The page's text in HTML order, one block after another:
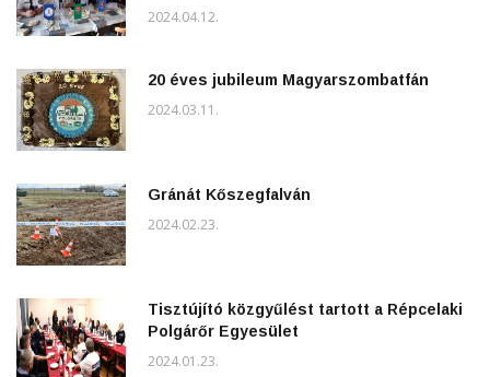
2024.04.12.
20 éves jubileum Magyarszombatfán
2024.03.11.
Gránát Kőszegfalván
2024.02.23.
Tisztújító közgyűlést tartott a Répcelaki
Polgárőr Egyesület
2024.01.23.